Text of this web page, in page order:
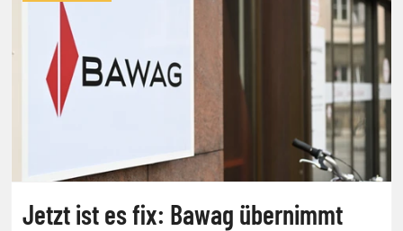
Jetzt ist es fix: Bawag übernimmt